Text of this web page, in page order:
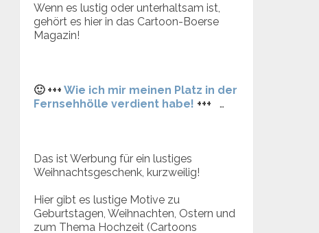
Wenn es lustig oder unterhaltsam ist,
gehört es hier in das Cartoon-Boerse
Magazin!
🙂 +++Wie ich mir meinen Platz in der
Fernsehhölle verdient habe! +++ …
Das ist Werbung für ein lustiges
Weihnachtsgeschenk, kurzweilig!
Hier gibt es lustige Motive zu
Geburtstagen, Weihnachten, Ostern und
zum Thema Hochzeit (Cartoons